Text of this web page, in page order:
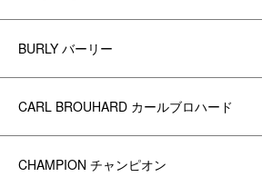
BURLY バーリー
CARL BROUHARD カールブロハード
CHAMPION チャンピオン